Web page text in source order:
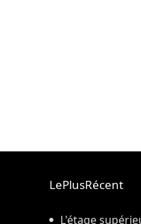
LePlusRécent
L'étage